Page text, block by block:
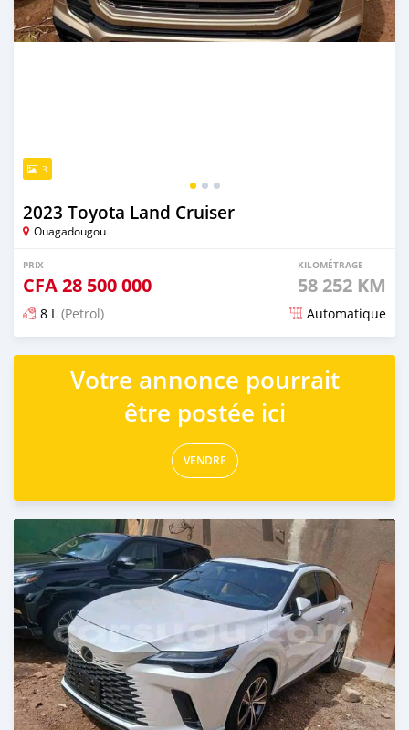
3
2023 Toyota Land Cruiser
Ouagadougou
PRIX
CFA28 500 000
KILOMÉTRAGE
58 252 KM
8 L (Petrol) Automatique
Publié il y a 2 jours
Votre annonce pourrait
être postée ici
VENDRE